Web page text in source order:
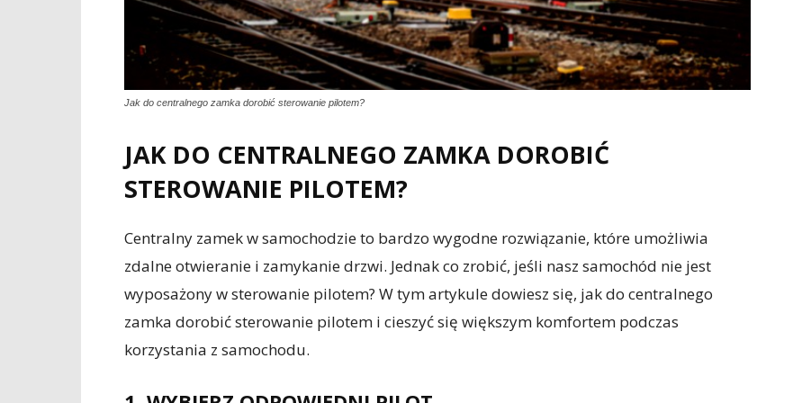
Jak do centralnego zamka dorobić sterowanie pilotem?
JAK DO CENTRALNEGO ZAMKA DOROBIĆ
STEROWANIE PILOTEM?
Centralny zamek w samochodzie to bardzo wygodne rozwiązanie, które umożliwia
zdalne otwieranie i zamykanie drzwi. Jednak co zrobić, jeśli nasz samochód nie jest
wyposażony w sterowanie pilotem? W tym artykule dowiesz się, jak do centralnego
zamka dorobić sterowanie pilotem i cieszyć się większym komfortem podczas
korzystania z samochodu.